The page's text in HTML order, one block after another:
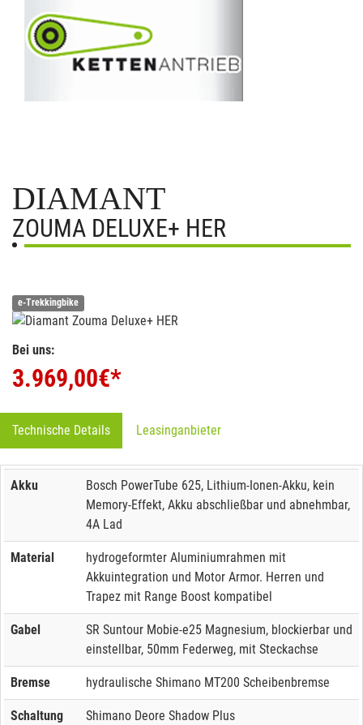
DIAMANT
ZOUMA DELUXE+ HER
e-Trekkingbike
Bei uns:
3.969,00€*
Technische Details Leasinganbieter
Akku
Bosch PowerTube 625, Lithium-Ionen-Akku, kein
Memory-Effekt, Akku abschließbar und abnehmbar,
4A Lad
Material
hydrogeformter Aluminiumrahmen mit
Akkuintegration und Motor Armor. Herren und
Trapez mit Range Boost kompatibel
Gabel
SR Suntour Mobie-e25 Magnesium, blockierbar und
einstellbar, 50mm Federweg, mit Steckachse
Bremse hydraulische Shimano MT200 Scheibenbremse
Schaltung Shimano Deore Shadow Plus